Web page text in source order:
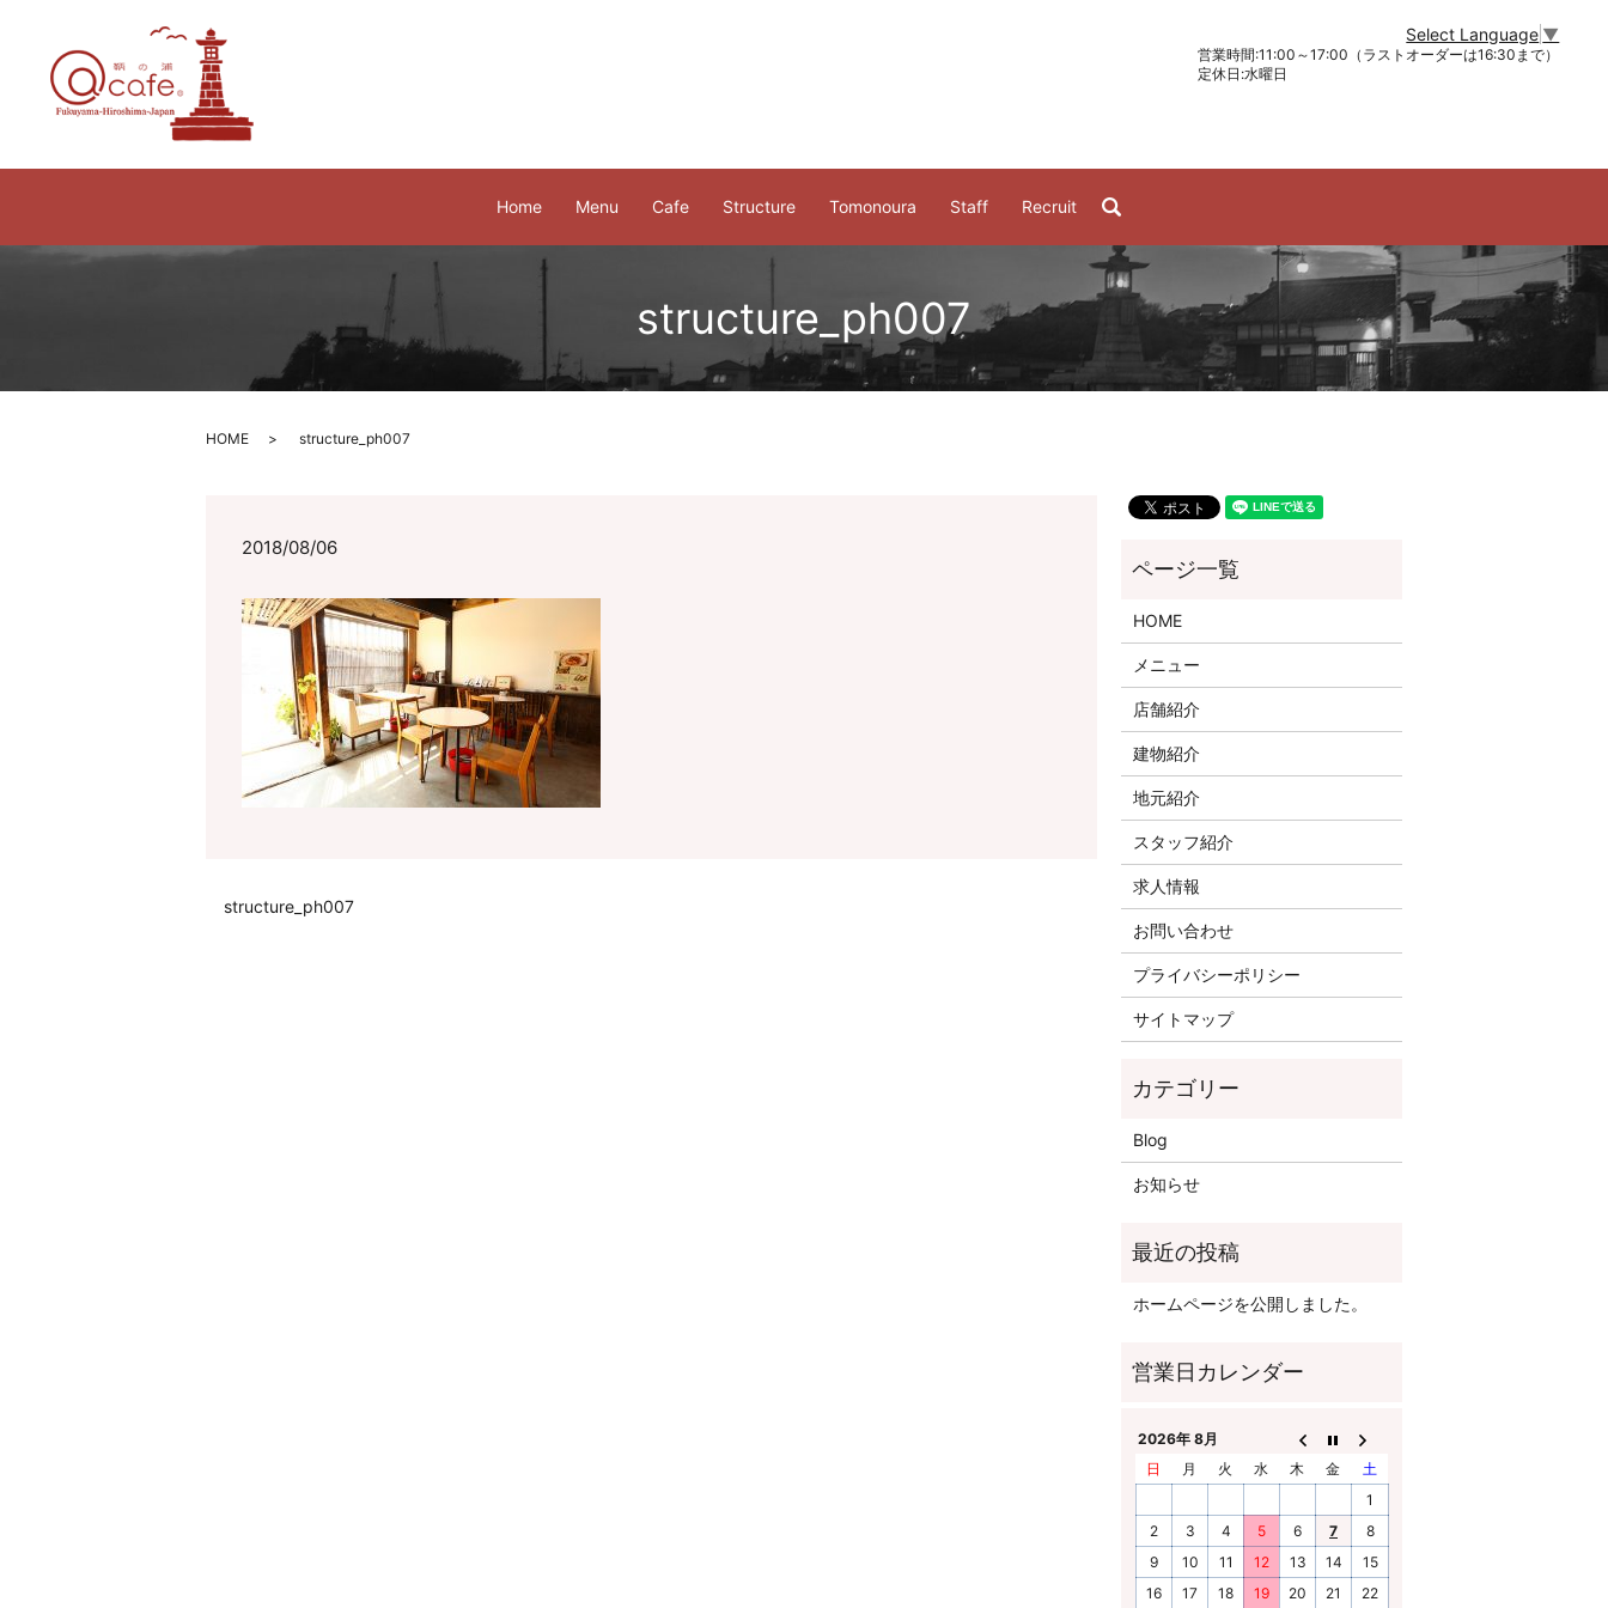
Select Language ▼
営業時間:11:00～17:00（ラストオーダーは16:30まで）
定休日:水曜日
Home Menu Cafe Structure Tomonoura Staff Recruit search
structure_ph007
HOME structure_ph007
2018/08/06
structure_ph007
HOME
メニュー
店舗紹介
建物紹介
地元紹介
スタッフ紹介
求人情報
お問い合わせ
プライバシーポリシー
サイトマップ
Blog
お知らせ
ホームページを公開しました。
2026年 8月
日
月 火 水 木 金
土
1
2
3 4 5 6 7
8
9
10 11 12 13 14
15
16
17 18 19 20 21 22